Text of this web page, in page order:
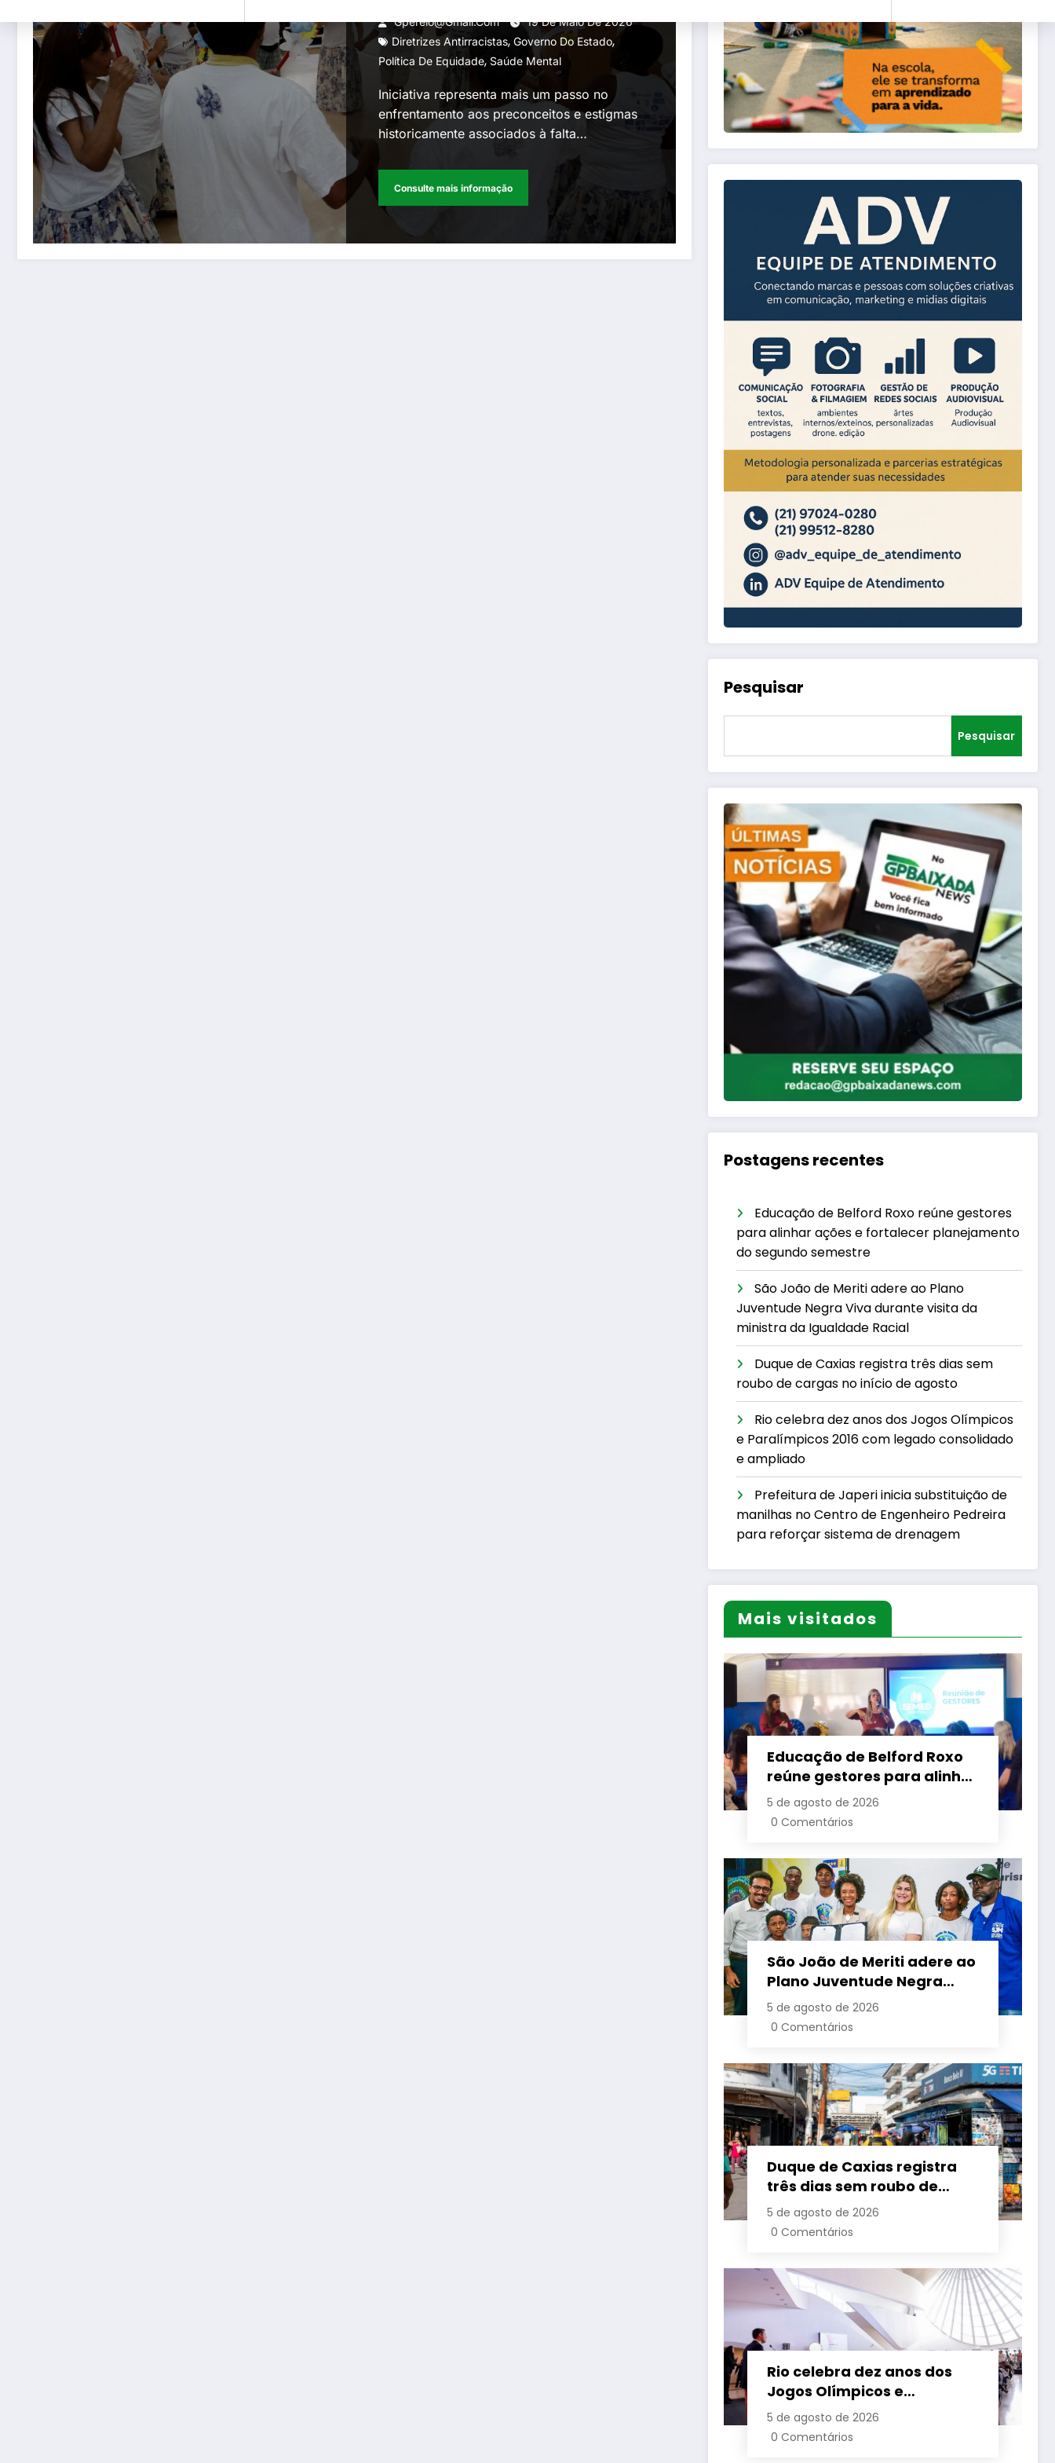
reforça política de equidade
em saúde mental
Gperelo@gmail.com
19 De Maio De 2026
Diretrizes Antirracistas,Governo Do Estado,
Política De Equidade,Saúde Mental
Iniciativa representa mais um passo no
enfrentamento aos preconceitos e estigmas
historicamente associados à falta…
Consulte mais informação
Pesquisar
Pesquisar
Postagens recentes
Educação de Belford Roxo reúne gestores
para alinhar ações e fortalecer planejamento
do segundo semestre
São João de Meriti adere ao Plano
Juventude Negra Viva durante visita da
ministra da Igualdade Racial
Duque de Caxias registra três dias sem
roubo de cargas no início de agosto
Rio celebra dez anos dos Jogos Olímpicos
e Paralímpicos 2016 com legado consolidado
e ampliado
Prefeitura de Japeri inicia substituição de
manilhas no Centro de Engenheiro Pedreira
para reforçar sistema de drenagem
Mais visitados
Educação de Belford Roxo
reúne gestores para alinhar
ações e fortalecer
planejamento do segundo
5 de agosto de 2026
0 Comentários
São João de Meriti adere ao
Plano Juventude Negra
Viva durante visita da
ministra da Igualdade
5 de agosto de 2026
0 Comentários
Duque de Caxias registra
três dias sem roubo de
cargas no início de agosto
5 de agosto de 2026
0 Comentários
Rio celebra dez anos dos
Jogos Olímpicos e
Paralímpicos 2016 com
legado consolidado e
5 de agosto de 2026
0 Comentários